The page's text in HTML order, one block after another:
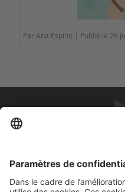
Par Ana Espino | Publié le 26
À propos